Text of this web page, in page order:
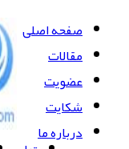
صفحه اصلی
مقالات
عضویت
شکایت
درباره ما